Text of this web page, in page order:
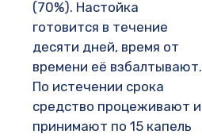
(70%). Настойка
готовится в течение
десяти дней, время от
времени её взбалтывают.
По истечении срока
средство процеживают и
принимают по 15 капель